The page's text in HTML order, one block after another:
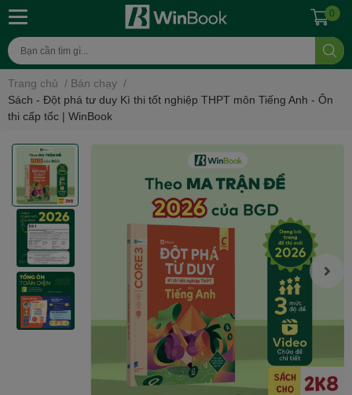
0
Trang chủ / Bán chạy /
Sách - Đột phá tư duy Kì thi tốt nghiệp THPT môn Tiếng Anh - Ôn
thi cấp tốc | WinBook